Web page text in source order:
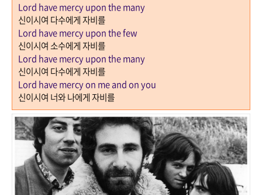
Lord have mercy upon the many
신이시여 다수에게 자비를
Lord have mercy upon the few
신이시여 소수에게 자비를
Lord have mercy upon the many
신이시여 다수에게 자비를
Lord have mercy on me and on you
신이시여 너와 나에게 자비를